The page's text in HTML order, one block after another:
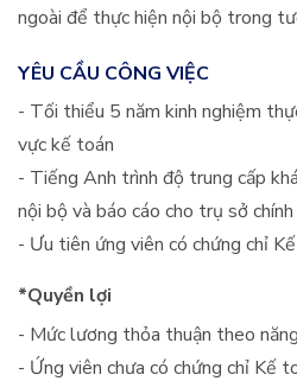
ngoài để thực hiện nội bộ trong
YÊU CẦU CÔNG VIỆC
- Tối thiểu 5 năm kinh nghiệm
vực kế toán
- Tiếng Anh trình độ trung cấp
nội bộ và báo cáo cho trụ sở chính
- Ưu tiên ứng viên có chứng chỉ
*Quyền lợi
- Mức lương thỏa thuận theo
- Ứng viên chưa có chứng chỉ Kế